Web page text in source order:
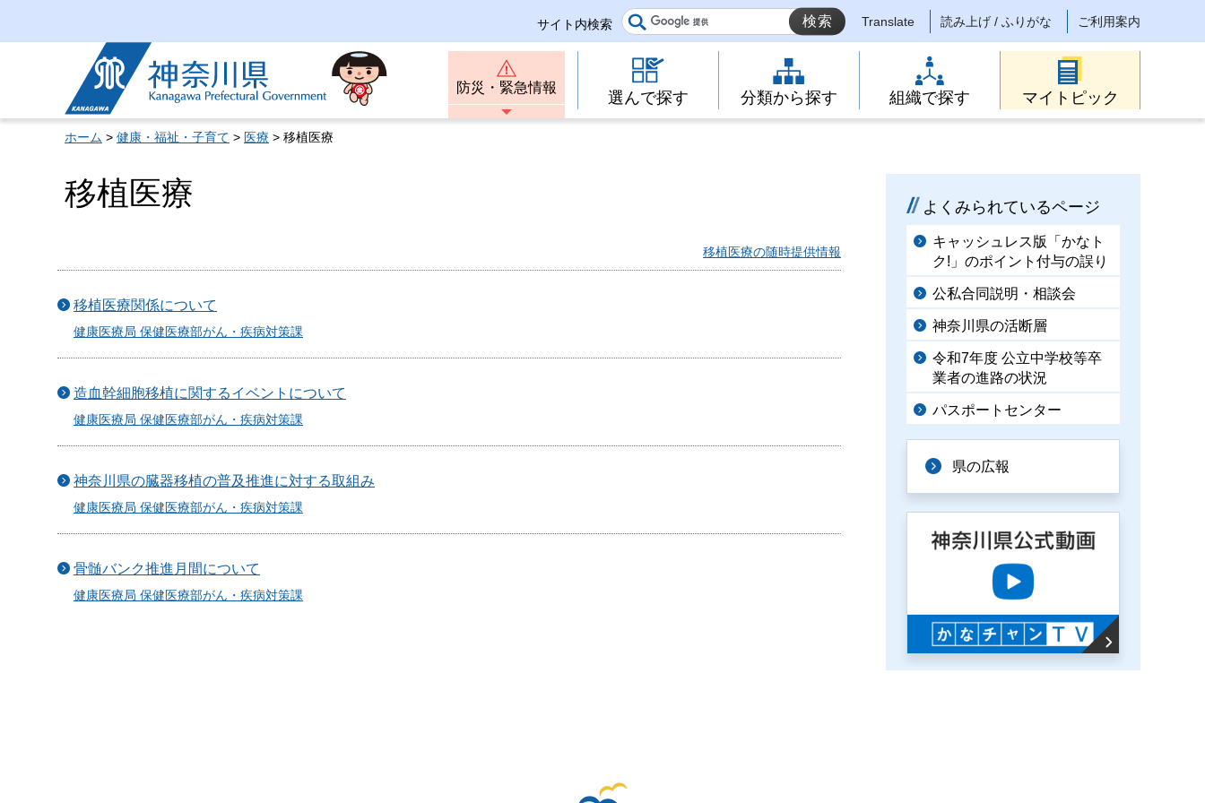
サイト内検索 Translate 読み上げ / ふりがな ご利用案内
神奈川県
防災・緊急情報
選んで探す 分類から探す 組織で探す マイトピック
ホーム > 健康・福祉・子育て > 医療 > 移植医療
移植医療
移植医療の随時提供情報
移植医療関係について
健康医療局 保健医療部がん・疾病対策課
造血幹細胞移植に関するイベントについて
健康医療局 保健医療部がん・疾病対策課
神奈川県の臓器移植の普及推進に対する取組み
健康医療局 保健医療部がん・疾病対策課
骨髄バンク推進月間について
健康医療局 保健医療部がん・疾病対策課
よくみられているページ
キャッシュレス版「かなト
ク!」のポイント付与の誤り
公私合同説明・相談会
神奈川県の活断層
令和7年度 公立中学校等卒
業者の進路の状況
パスポートセンター
県の広報